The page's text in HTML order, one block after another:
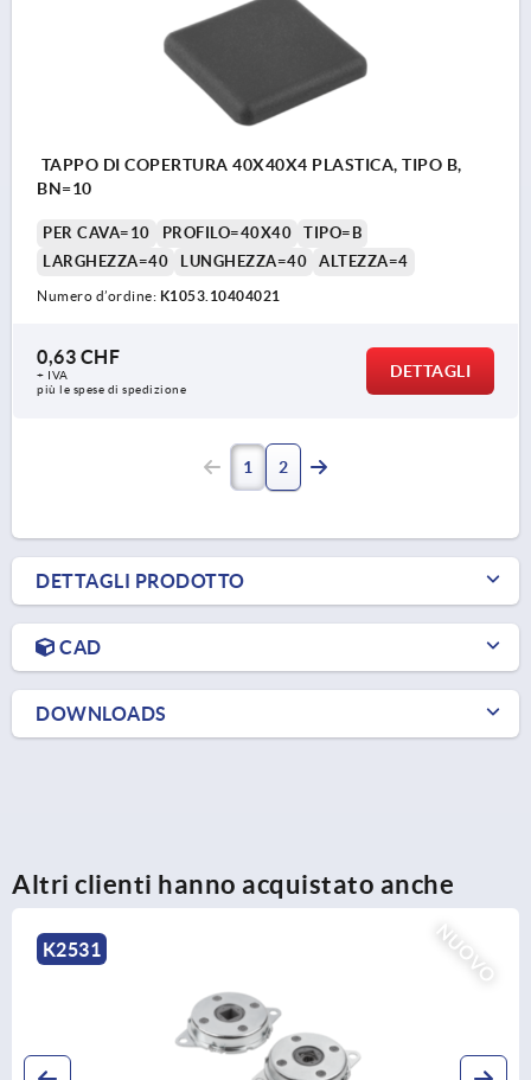
TAPPO DI COPERTURA 40X40X4 PLASTICA, TIPO B,
BN=10
PER CAVA=10 PROFILO=40X40
TIPO=B
LARGHEZZA=40
LUNGHEZZA=40 ALTEZZA=4
Numero d’ordine: K1053.10404021
0,63 CHF
+ IVA
più le spese di spedizione
DETTAGLI
1 2
DETTAGLI PRODOTTO
CAD
DOWNLOADS
Altri clienti hanno acquistato anche
NUOVO
K2527